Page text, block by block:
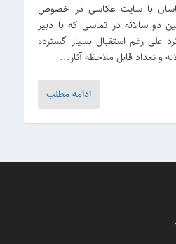
با سایت عکاسی در خصوص
دو سالانه در تماسی که با دبیر
علی رغم استقبال بسیار گسترده
و تعداد قابل ملاحظه آثار...
ادامه مطلب